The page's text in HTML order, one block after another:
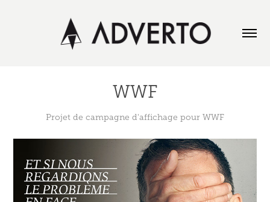
WWF
Projet de campagne d'affichage pour WWF